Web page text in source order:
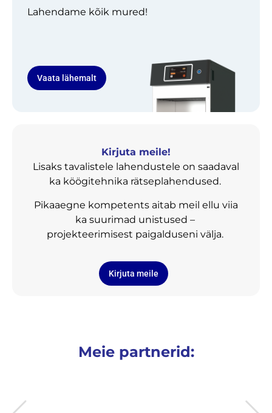
Lahendame kõik mured!
Vaata lähemalt
Kirjuta meile!
Lisaks tavalistele lahendustele on saadaval
ka köögitehnika rätseplahendused.
Pikaaegne kompetents aitab meil ellu viia
ka suurimad unistused –
projekteerimisest paigalduseni välja.
Kirjuta meile
Meie partnerid: